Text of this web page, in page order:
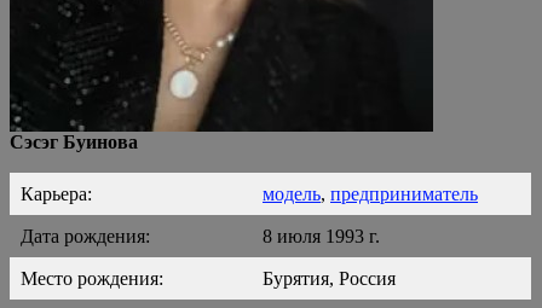
Сэсэг Буинова
Карьера: модель, предприниматель
Дата рождения: 8 июля 1993 г.
Место рождения: Бурятия, Россия